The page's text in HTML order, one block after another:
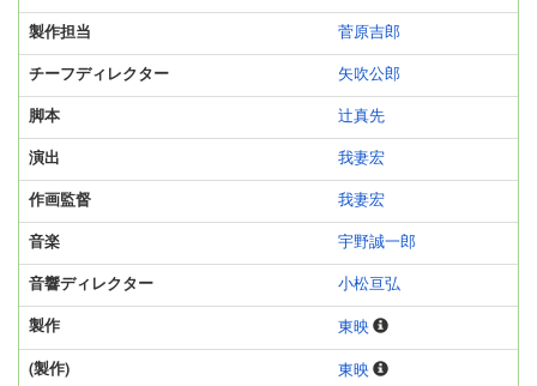
製作担当 菅原吉郎
チーフディレクター 矢吹公郎
脚本 辻真先
演出 我妻宏
作画監督 我妻宏
音楽 宇野誠一郎
音響ディレクター 小松亘弘
製作 東映
(製作) 東映